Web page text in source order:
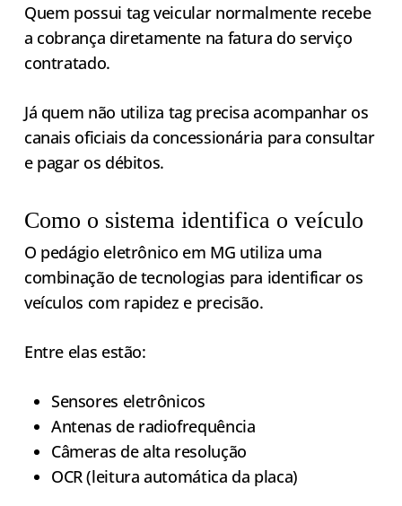
Quem possui tag veicular normalmente recebe
a cobrança diretamente na fatura do serviço
contratado.
Já quem não utiliza tag precisa acompanhar os
canais oficiais da concessionária para consultar
e pagar os débitos.
Como o sistema identifica o veículo
O pedágio eletrônico em MG utiliza uma
combinação de tecnologias para identificar os
veículos com rapidez e precisão.
Entre elas estão:
Sensores eletrônicos
Antenas de radiofrequência
Câmeras de alta resolução
OCR (leitura automática da placa)